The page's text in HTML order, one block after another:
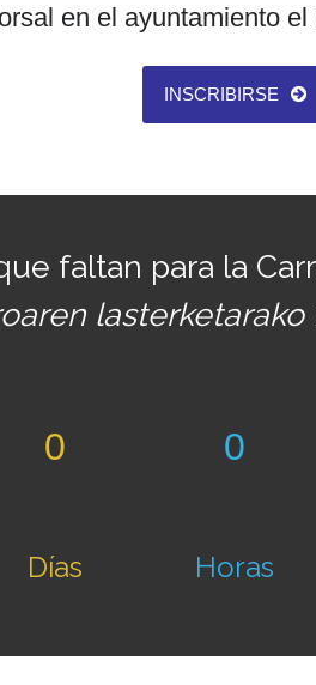
en el ayuntamiento
INSCRIBIRSE
faltan para la
0
Días
0
Horas